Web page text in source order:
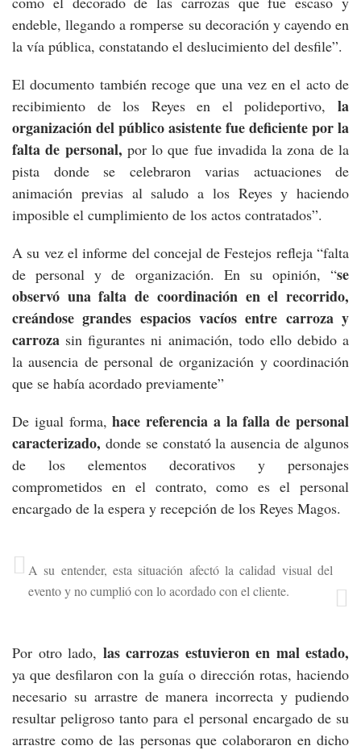
endeble, llegando a romperse su decoración y cayendo en
la vía pública, constatando el deslucimiento del desfile”.
El documento también recoge que una vez en el acto de
recibimiento de los Reyes en el polideportivo, la
organización del público asistente fue deficiente por la
falta de personal, por lo que fue invadida la zona de la
pista donde se celebraron varias actuaciones de
animación previas al saludo a los Reyes y haciendo
imposible el cumplimiento de los actos contratados”.
A su vez el informe del concejal de Festejos refleja “falta
de personal y de organización. En su opinión, “se
observó una falta de coordinación en el recorrido,
creándose grandes espacios vacíos entre carroza y
carroza sin figurantes ni animación, todo ello debido a
la ausencia de personal de organización y coordinación
que se había acordado previamente”
De igual forma,hace referencia a la falla de personal
caracterizado, donde se constató la ausencia de algunos
de los elementos decorativos y personajes
comprometidos en el contrato, como es el personal
encargado de la espera y recepción de los Reyes Magos.
A su entender, esta situación afectó la calidad visual del
evento y no cumplió con lo acordado con el cliente.
Por otro lado, las carrozas estuvieron en mal estado,
ya que desfilaron con la guía o dirección rotas, haciendo
necesario su arrastre de manera incorrecta y pudiendo
resultar peligroso tanto para el personal encargado de su
arrastre como de las personas que colaboraron en dicho